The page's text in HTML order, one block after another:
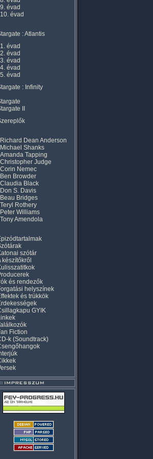
9. évad
10. évad
: Atlantis
1. évad
2. évad
3. évad
4. évad
5. évad
: Infinity
II
Richard Dean Anderson
Michael Shanks
Amanda Tapping
Christopher Judge
Corin Nemec
Ben Browder
Claudia Black
Don S. Davis
Beau Bridges
Teryl Rothery
Peter Williams
Tony Amendola
szótár
készítőkről
és rendezők
helyszínek
és trükkök
GYIK
Fiction
k (Soundtrack)